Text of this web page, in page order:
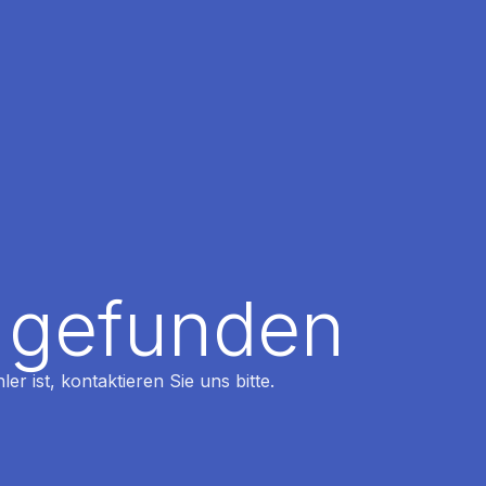
ist, kontaktieren Sie uns bitte.